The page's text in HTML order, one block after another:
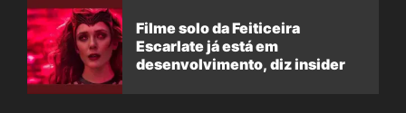
Filme solo da Feiticeira
Escarlate já está em
desenvolvimento, diz insider